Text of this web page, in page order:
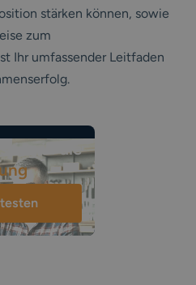
stärken können, sowie
zum
Ihr umfassender Leitfaden
in die